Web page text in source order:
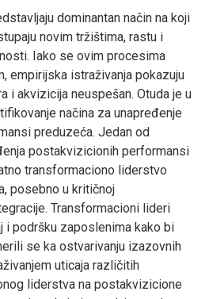
dominantan način na koji
novim tržištima, rastu i
Iako se ovim procesima
empirijska istraživanja pokazuju
i akvizicija neuspešan. Otuda je u
načina za unapređenje
preduzeća. Jedan od
postakvizicionih performansi
transformaciono liderstvo
posebno u kritičnoj
Transformacioni lideri
i podršku zaposlenima kako bi
se ka ostvarivanju izazovnih
uticaja različitih
liderstva na postakvizicione